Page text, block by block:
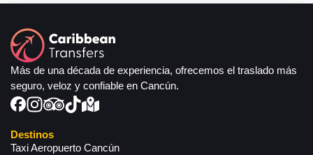
Más de una década de experiencia, ofrecemos el traslado más
seguro, veloz y confiable en Cancún.
Destinos
Taxi Aeropuerto Cancún